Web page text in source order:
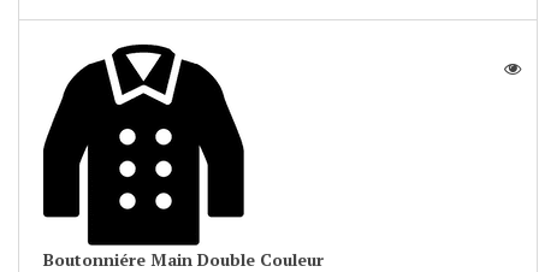
Boutonniére Main Double Couleur